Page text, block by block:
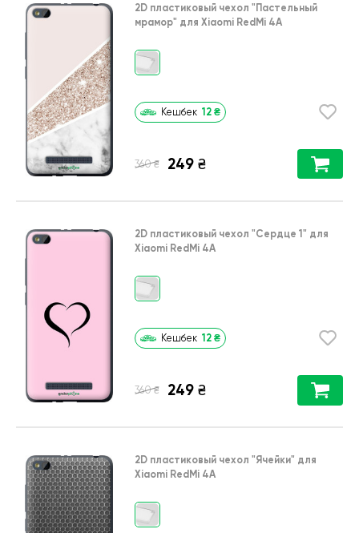
2D пластиковый чехол "Пастельный
мрамор" для Xiaomi RedMi 4A
Кешбек 12 ₴
360 ₴ 249 ₴
2D пластиковый чехол "Сердце 1" для
Xiaomi RedMi 4A
Кешбек 12 ₴
360 ₴ 249 ₴
2D пластиковый чехол "Ячейки" для
Xiaomi RedMi 4A